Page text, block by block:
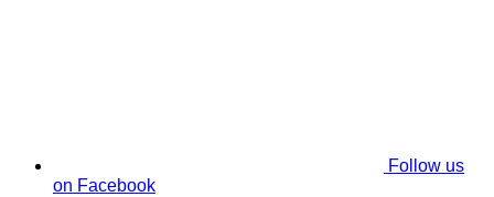
Follow us
on Facebook